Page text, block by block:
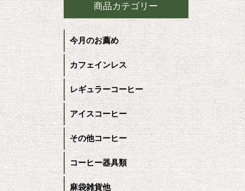
商品カテゴリー
今月のお薦め
カフェインレス
レギュラーコーヒー
アイスコーヒー
その他コーヒー
コーヒー器具類
麻袋雑貨他